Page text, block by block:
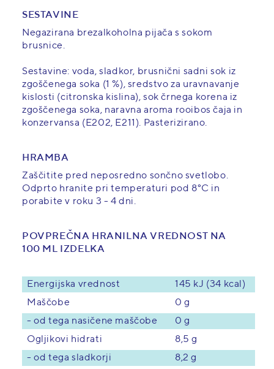
SESTAVINE
Negazirana brezalkoholna pijača s sokom
brusnice.
Sestavine: voda, sladkor, brusnični sadni sok iz
zgoščenega soka (1 %), sredstvo za uravnavanje
kislosti (citronska kislina), sok črnega korena iz
zgoščenega soka, naravna aroma rooibos čaja in
konzervansa (E202, E211). Pasterizirano.
HRAMBA
Zaščitite pred neposredno sončno svetlobo.
Odprto hranite pri temperaturi pod 8°C in
porabite v roku 3 - 4 dni.
POVPREČNA HRANILNA VREDNOST NA
100 ML IZDELKA
Energijska vrednost
145 kJ (34 kcal)
Maščobe
0 g
- od tega nasičene maščobe
0 g
Ogljikovi hidrati
8,5 g
- od tega sladkorji
8,2 g